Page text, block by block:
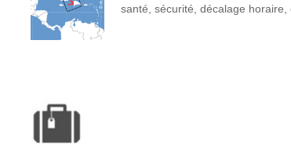
santé, sécurité, décalage horaire,